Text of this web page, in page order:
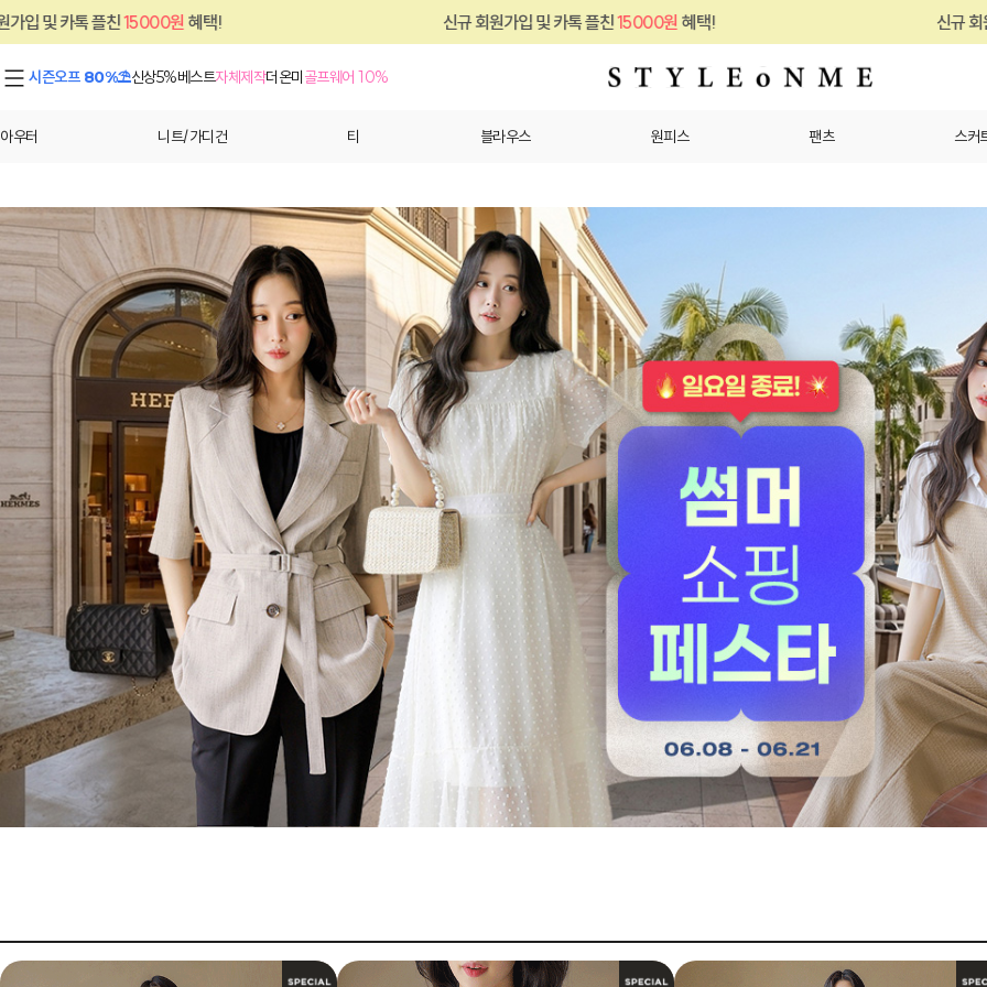
택! 15000원혜택! 15000원
시즌오프 80%⛱신상5%베스트자체제작더온미골프웨어 10%
아우터 니트/가디건 티 블라우스 원피스 팬츠 스커